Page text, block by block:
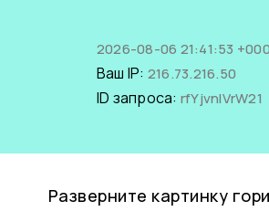
2026-08-06 21:41:53
Ваш IP: 216.73.216.50
ID запроса: rfYjvnlVrW21
Разверните картинку